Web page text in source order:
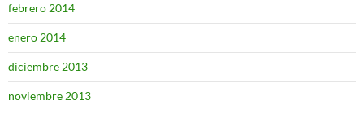
febrero 2014
enero 2014
diciembre 2013
noviembre 2013